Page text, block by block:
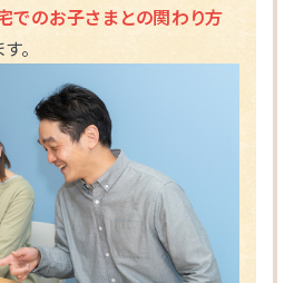
でのお子さまとの関わり方
。